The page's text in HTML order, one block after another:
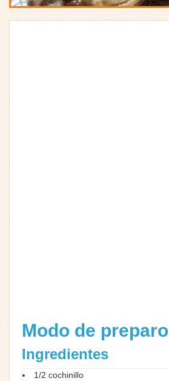
Modo de preparo
Ingredientes
1/2 cochinillo